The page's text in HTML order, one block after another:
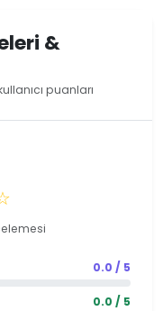
&
puanları
0.0 / 5
0.0 / 5